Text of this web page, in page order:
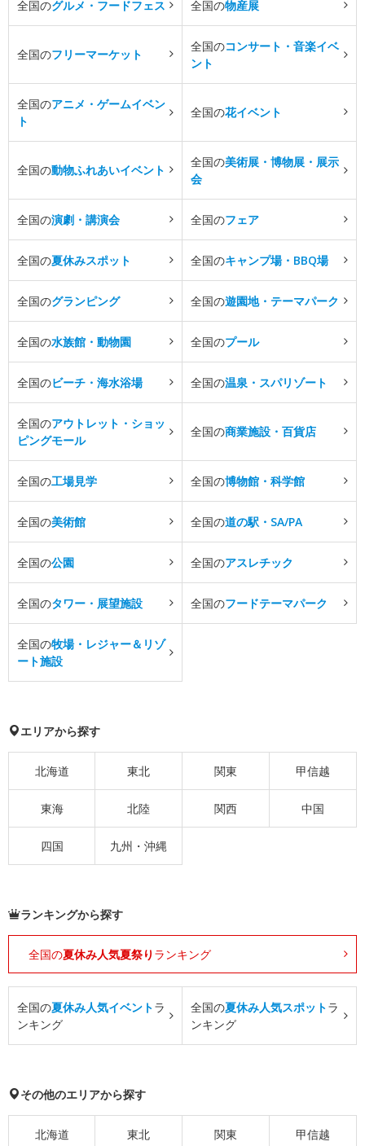
全国のグルメ・フードフェス 全国の物産展
全国のフリーマーケット
全国のコンサート・音楽イベ
ント
全国のアニメ・ゲームイベン
ト
全国の花イベント
全国の動物ふれあいイベント
全国の美術展・博物展・展示
会
全国の演劇・講演会 全国のフェア
全国の夏休みスポット 全国のキャンプ場・BBQ場
全国のグランピング 全国の遊園地・テーマパーク
全国の水族館・動物園 全国のプール
全国のビーチ・海水浴場 全国の温泉・スパリゾート
全国のアウトレット・ショッ
ピングモール
全国の商業施設・百貨店
全国の工場見学 全国の博物館・科学館
全国の美術館 全国の道の駅・SA/PA
全国の公園 全国のアスレチック
全国のタワー・展望施設 全国のフードテーマパーク
全国の牧場・レジャー＆リゾ
ート施設
エリアから探す
北海道 東北 関東 甲信越
東海 北陸 関西 中国
四国 九州・沖縄
ランキングから探す
全国の夏休み人気夏祭り ランキング
全国の夏休み人気イベントラ
ンキング
全国の夏休み人気スポットラ
ンキング
その他のエリアから探す
北海道 東北 関東 甲信越